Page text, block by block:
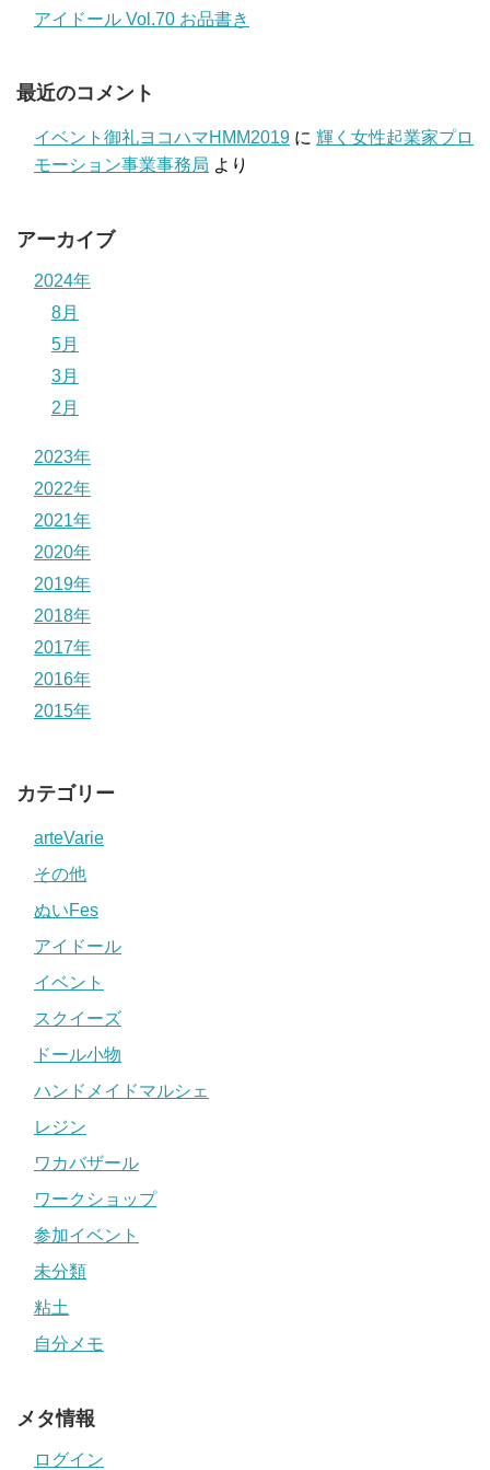
アイドール Vol.70 お品書き
最近のコメント
イベント御礼ヨコハマHMM2019 に 輝く女性起業家プロ
モーション事業事務局 より
アーカイブ
2024年
8月
5月
3月
2月
2023年
2022年
2021年
2020年
2019年
2018年
2017年
2016年
2015年
カテゴリー
arteVarie
その他
ぬいFes
アイドール
イベント
スクイーズ
ドール小物
ハンドメイドマルシェ
レジン
ワカバザール
ワークショップ
参加イベント
未分類
粘土
自分メモ
メタ情報
ログイン